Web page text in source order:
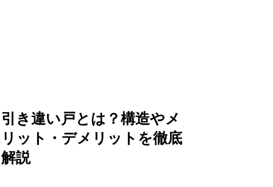
引き違い戸とは？構造やメ
リット・デメリットを徹底
解説